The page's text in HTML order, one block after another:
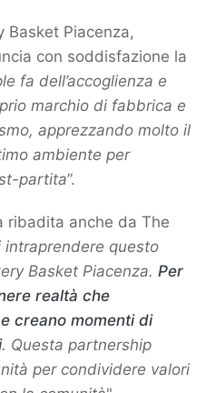
Basket Piacenza,
con soddisfazione la
fa dell’accoglienza e
marchio di fabbrica e
apprezzando molto il
ambiente per
partita”.
ribadita anche da The
intraprendere questo
Basket Piacenza. Per
realtà che
creano momenti di
. Questa partnership
per condividere valori